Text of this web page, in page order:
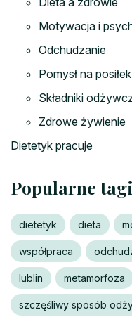
Motywacja i
Odchudzanie
Pomysł na posiłek
Składniki
Zdrowe żywienie
Dietetyk pracuje
Popularne tagi
dietetyk dieta
współpraca
lublin metamorfoza
szczęśliwy sposób